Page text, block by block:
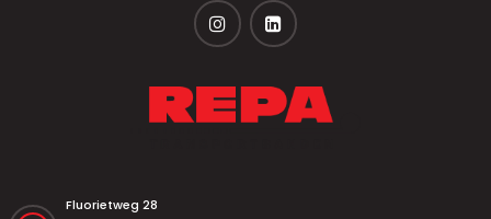
Fluorietweg 28